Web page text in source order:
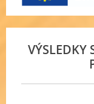
VÝSLEDKY